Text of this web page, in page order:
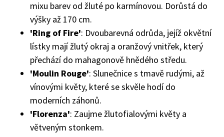
Naše krásná zahrada
mixu barev od žluté po karmínovou. Dorůstá do
výšky až 170 cm.
'Ring of Fire': Dvoubarevná odrůda, jejíž okvětní
lístky mají žlutý okraj a oranžový vnitřek, který
přechází do mahagonově hnědého středu.
'Moulin Rouge': Slunečnice s tmavě rudými, až
vínovými květy, které se skvěle hodí do
moderních záhonů.
'Florenza': Zaujme žlutofialovými květy a
větveným stonkem.